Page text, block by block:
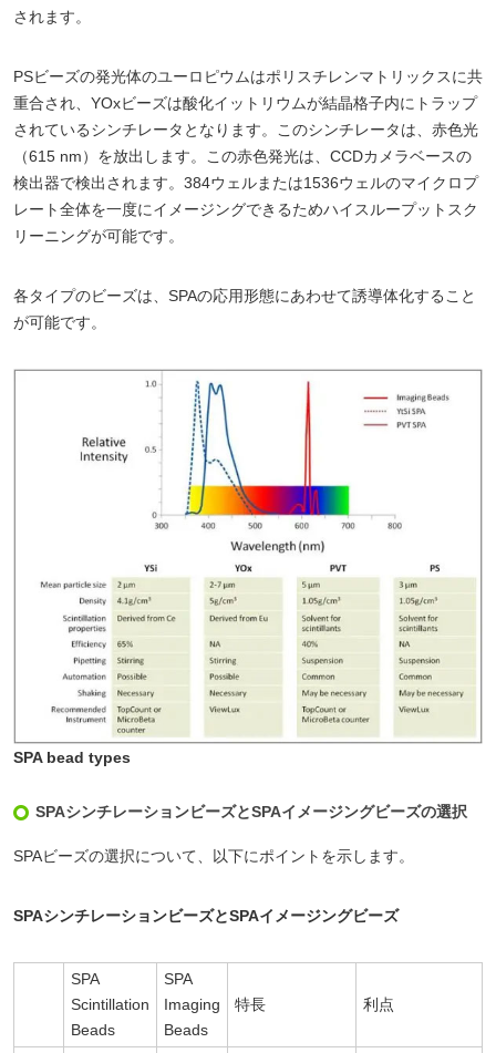
されます。
PSビーズの発光体のユーロピウムはポリスチレンマトリックスに共
重合され、YOxビーズは酸化イットリウムが結晶格子内にトラップ
されているシンチレータとなります。このシンチレータは、赤色光
（615 nm）を放出します。この赤色発光は、CCDカメラベースの
検出器で検出されます。384ウェルまたは1536ウェルのマイクロプ
レート全体を一度にイメージングできるためハイスループットスク
リーニングが可能です。
各タイプのビーズは、SPAの応用形態にあわせて誘導体化すること
が可能です。
SPA bead types
SPAシンチレーションビーズとSPAイメージングビーズの選択
SPAビーズの選択について、以下にポイントを示します。
SPAシンチレーションビーズとSPAイメージングビーズ
SPA
Scintillation
Beads
SPA
Imaging
Beads
特長 利点